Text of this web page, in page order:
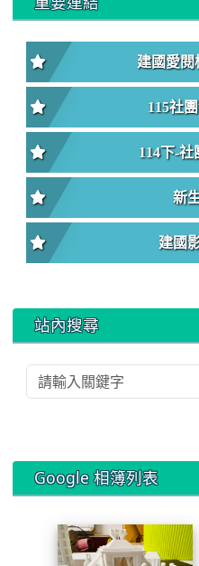
建國愛閱
115社
114下-社
新
建國
站內搜尋
Google 相簿列表